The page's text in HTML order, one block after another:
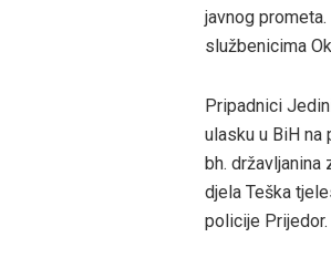
javnog
službenicima
Pripadnici
ulasku u BiH na
bh.
djela Teška
policije Prijedor.